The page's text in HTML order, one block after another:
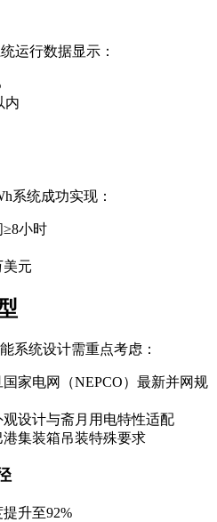
运行数据显示：
内
系统成功实现：
小时
美元
系统设计需重点考虑：
家电网（NEPCO）最新并网规
设计与斋月用电特性适配
集装箱吊装特殊要求
升至92%